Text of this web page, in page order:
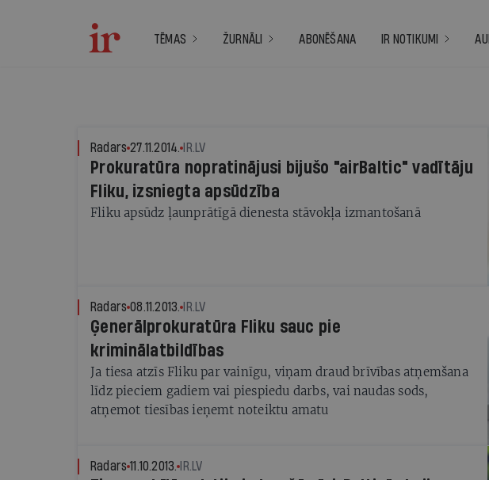
TĒMAS ŽURNĀLI ABONĒŠANA IR NOTIKUMI
Radars 27.11.2014. IR.LV
Prokuratūra nopratinājusi bijušo "airBaltic" vadītāju
Fliku, izsniegta apsūdzība
Fliku apsūdz ļaunprātīgā dienesta stāvokļa izmantošanā
Radars 08.11.2013. IR.LV
Ģenerālprokuratūra Fliku sauc pie
kriminālatbildības
Ja tiesa atzīs Fliku par vainīgu, viņam draud brīvības atņemšana
līdz pieciem gadiem vai piespiedu darbs, vai naudas sods,
atņemot tiesības ieņemt noteiktu amatu
Radars 11.10.2013. IR.LV